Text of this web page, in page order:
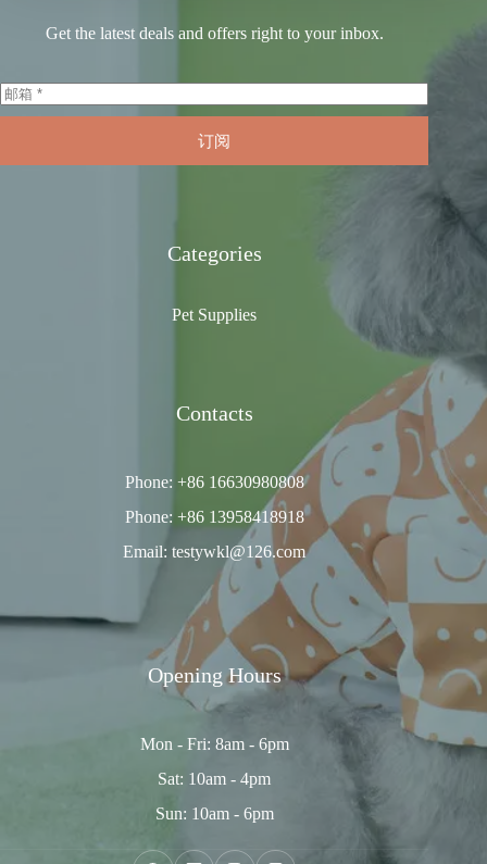
Get the latest deals and offers right to your inbox.
订阅
Categories
Pet Supplies
Contacts
Phone: +86 16630980808
Phone: +86 13958418918
Email: testywkl@126.com
Opening Hours
Mon - Fri: 8am - 6pm
Sat: 10am - 4pm
Sun: 10am - 6pm